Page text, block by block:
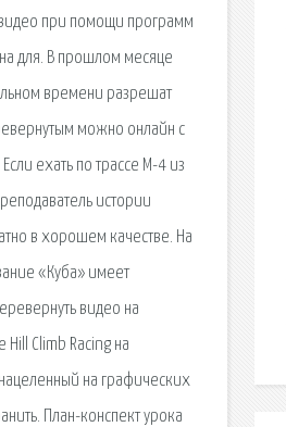
при помощи программ
для. В прошлом месяце
времени разрешат
можно онлайн с
ехать по трассе М-4 из
истории
в хорошем качестве. На
«Куба» имеет
видео на
Climb Racing на
на графических
План-конспект урока